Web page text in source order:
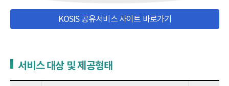
KOSIS 공유서비스 사이트 바로가기
서비스 대상 및 제공형태